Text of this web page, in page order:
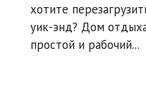
хотите
уик-энд? Дом
простой и рабочий...